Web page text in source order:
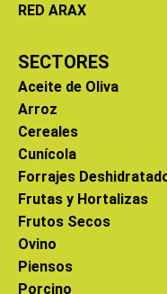
RED ARAX
SECTORES
Aceite de Oliva
Arroz
Cereales
Cunícola
Forrajes
Frutas y Hortalizas
Frutos Secos
Ovino
Piensos
Porcino